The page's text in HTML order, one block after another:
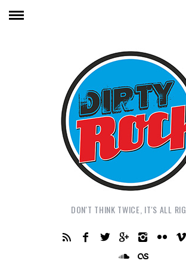
DON'T THINK TWICE, IT'S ALL